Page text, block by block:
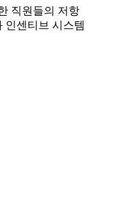
직원들의 저항
인센티브 시스템